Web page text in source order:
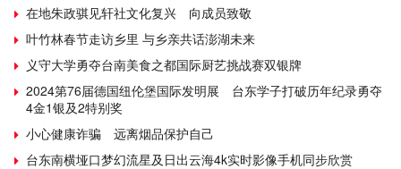
在地朱政骐见轩社文化复兴 向成员致敬
叶竹林春节走访乡里 与乡亲共话澎湖未来
义守大学勇夺台南美食之都国际厨艺挑战赛双银牌
2024第76届德国纽伦堡国际发明展 台东学子打破历年纪录勇夺
4金1银及2特别奖
小心健康诈骗 远离烟品保护自己
台东南横垭口梦幻流星及日出云海4k实时影像手机同步欣赏